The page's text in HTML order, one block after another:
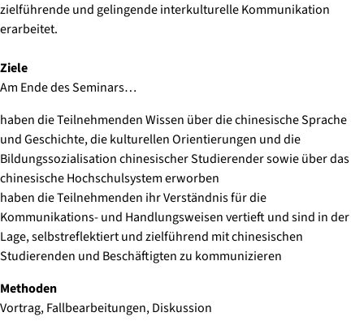
zielführende und gelingende interkulturelle Kommunikation
erarbeitet.
Ziele
Am Ende des Seminars…
haben die Teilnehmenden Wissen über die chinesische Sprache
und Geschichte, die kulturellen Orientierungen und die
Bildungssozialisation chinesischer Studierender sowie über das
chinesische Hochschulsystem erworben
haben die Teilnehmenden ihr Verständnis für die
Kommunikations- und Handlungsweisen vertieft und sind in der
Lage, selbstreflektiert und zielführend mit chinesischen
Studierenden und Beschäftigten zu kommunizieren
Methoden
Vortrag, Fallbearbeitungen, Diskussion